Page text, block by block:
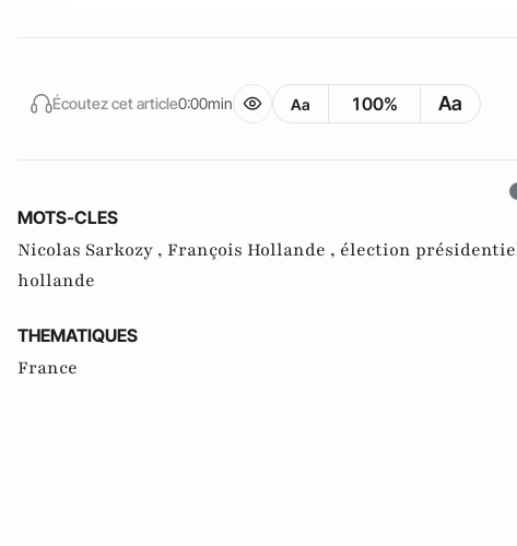
Écoutez cet article0:00min Aa 100% Aa
MOTS-CLES
Nicolas Sarkozy , François Hollande , élection
hollande
THEMATIQUES
France